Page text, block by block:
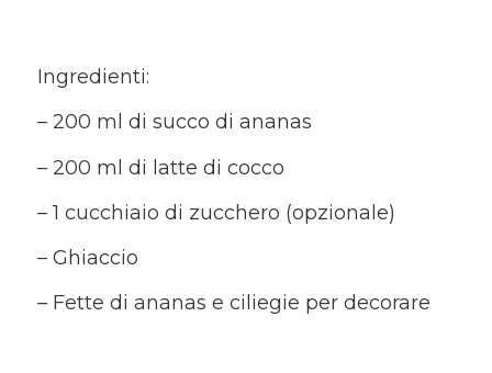
Ingredienti:
– 200 ml di succo di ananas
– 200 ml di latte di cocco
– 1 cucchiaio di zucchero (opzionale)
– Ghiaccio
– Fette di ananas e ciliegie per decorare